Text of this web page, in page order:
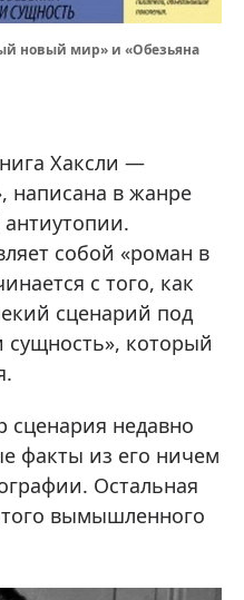
новый мир» и «Обезьяна
Хаксли —
написана в жанре
собой «роман в
с того, как
сценарий под
сущность», который
сценария недавно
факты из его ничем
Остальная
вымышленного